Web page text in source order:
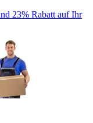
23% Rabatt auf Ihr